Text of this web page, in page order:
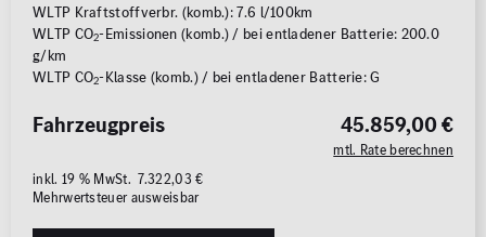
WLTP Kraftstoffverbr. (komb.): 7.6 l/100km
WLTP CO2-Emissionen (komb.) / bei entladener Batterie: 200.0
g/km
WLTP CO2-Klasse (komb.) / bei entladener Batterie: G
45.859,00 €
mtl. Rate berechnen
Fahrzeugpreis
inkl. 19 % MwSt. 7.322,03 €
Mehrwertsteuer ausweisbar